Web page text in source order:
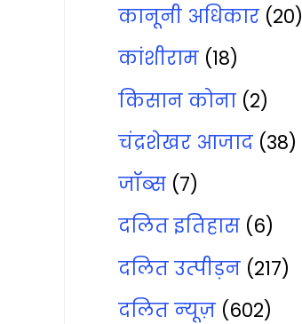
कानूनी अधिकार (20)
कांशीराम (18)
किसान कोना (2)
चंद्रशेखर आजाद (38)
जॉब्‍स (7)
दलित इतिहास (6)
दलित उत्‍पीड़न (217)
दलित न्‍यूज़ (602)